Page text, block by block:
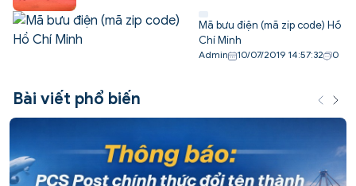
Mã bưu điện (mã zip code) Hồ
Chí Minh
Admin 10/07/2019 14:57:32 0
Bài viết phổ biến